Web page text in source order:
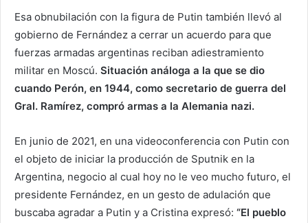
Esa obnubilación con la figura de Putin también llevó al
gobierno de Fernández a cerrar un acuerdo para que
fuerzas armadas argentinas reciban adiestramiento
militar en Moscú. Situación análoga a la que se dio
cuando Perón, en 1944, como secretario de guerra del
Gral. Ramírez, compró armas a la Alemania nazi.
En junio de 2021, en una videoconferencia con Putin con
el objeto de iniciar la producción de Sputnik en la
Argentina, negocio al cual hoy no le veo mucho futuro, el
presidente Fernández, en un gesto de adulación que
buscaba agradar a Putin y a Cristina expresó: “El pueblo